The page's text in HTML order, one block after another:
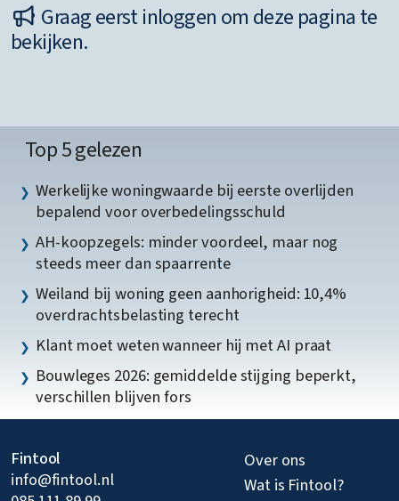
Graag eerst inloggen om deze pagina te
bekijken.
Top 5 gelezen
Werkelijke woningwaarde bij eerste overlijden
bepalend voor overbedelingsschuld
AH-koopzegels: minder voordeel, maar nog
steeds meer dan spaarrente
Weiland bij woning geen aanhorigheid: 10,4%
overdrachtsbelasting terecht
Klant moet weten wanneer hij met AI praat
Bouwleges 2026: gemiddelde stijging beperkt,
verschillen blijven fors
Fintool
info@fintool.nl
Over ons
Wat is Fintool?